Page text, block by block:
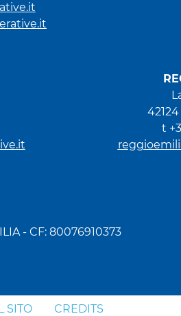
t
- CF: 80076910373
SITO CREDITS